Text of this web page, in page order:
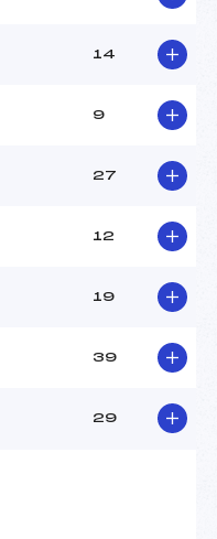
14
9
27
12
19
39
29